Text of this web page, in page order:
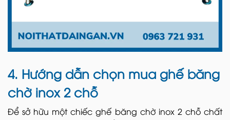
4. Hướng dẫn chọn mua ghế băng
chờ inox 2 chỗ
Để sở hữu một chiếc ghế băng chờ inox 2 chỗ chất